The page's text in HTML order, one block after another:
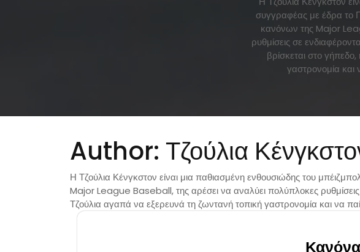
συγγραφέας με έδρα το
κανόνων της Major
ρυθμίσεις σε
βρίσκεται στο
γαστρονομία και
Author: Τζούλια
Η Τζούλια Κένγκστον είναι μια παθιασμένη ενθουσιώδης του
Major League Baseball, της αρέσει να αναλύει πολύπλοκες
Τζούλια αγαπά να εξερευνά τη ζωντανή τοπική γαστρονομία και να